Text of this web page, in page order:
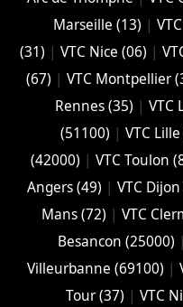
Marseille (13) |
(31) |VTC Nice (06) |
(67) |VTC Montpellier
Rennes (35) |VTC
(51100) |VTC
(42000) |VTC Toulon
Angers (49) |VTC
Mans (72) |VTC
Besancon (‎25000)
Villeurbanne (‎69100) |
Tour (37) |VTC